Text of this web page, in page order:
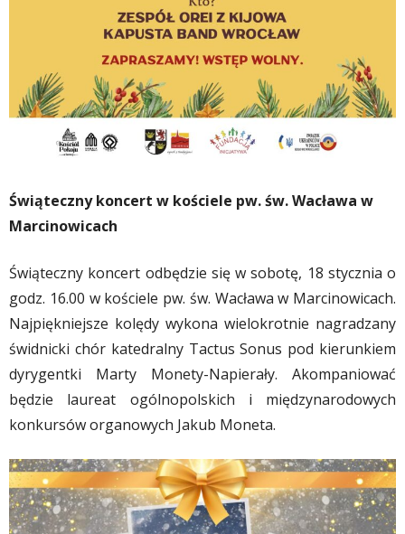
Świąteczny koncert w kościele pw. św. Wacława w
Marcinowicach
Świąteczny koncert odbędzie się w sobotę, 18 stycznia o
godz. 16.00 w kościele pw. św. Wacława w Marcinowicach.
Najpiękniejsze kolędy wykona wielokrotnie nagradzany
świdnicki chór katedralny Tactus Sonus pod kierunkiem
dyrygentki Marty Monety-Napierały. Akompaniować
będzie laureat ogólnopolskich i międzynarodowych
konkursów organowych Jakub Moneta.